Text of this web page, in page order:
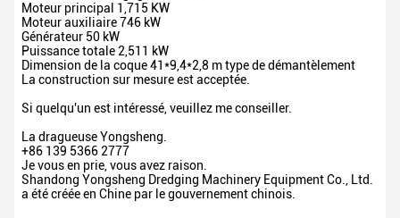
Moteur principal 1,715 KW
Moteur auxiliaire746 kW
Générateur 50 kW
Puissance totale 2,511 kW
Dimension de la coque41*9,4*2,8 m type de démantèlement
La construction sur mesure est acceptée.
Si quelqu'un est intéressé, veuillez me conseiller.
La dragueuse Yongsheng.
+86 139 5366 2777
Je vous en prie, vous avez raison.
Shandong Yongsheng Dredging Machinery Equipment Co., Ltd.
a été créée en Chine par le gouvernement chinois.